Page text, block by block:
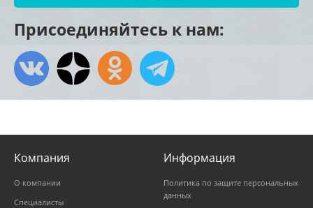
Присоединяйтесь к нам:
Компания
О компании
Специалисты
Информация
Политика по защите персональных
данных